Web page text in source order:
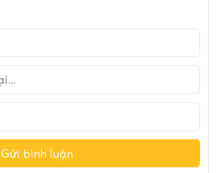
Gửi bình luận